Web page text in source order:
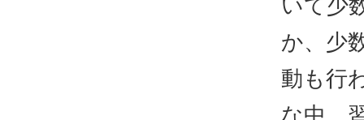
いて少
か、少
動も行
な中、